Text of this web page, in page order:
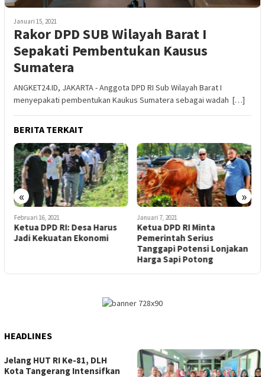
Januari 15, 2021
Rakor DPD SUB Wilayah Barat I
Sepakati Pembentukan Kausus
Sumatera
ANGKET24.ID, JAKARTA - Anggota DPD RI Sub Wilayah Barat I
menyepakati pembentukan Kaukus Sumatera sebagai wadah […]
BERITA TERKAIT
« »
Februari 16, 2021
Ketua DPD RI: Desa Harus
Jadi Kekuatan Ekonomi
Januari 7, 2021
Ketua DPD RI Minta
Pemerintah Serius
Tanggapi Potensi Lonjakan
Harga Sapi Potong
HEADLINES
Jelang HUT RI Ke-81, DLH
Kota Tangerang Intensifkan